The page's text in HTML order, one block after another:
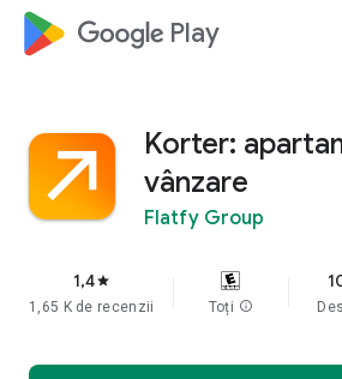
google_logo Play
Korter:
vânzare
Flatfy Group
1,4star
1,65 K de recenzii Toți info